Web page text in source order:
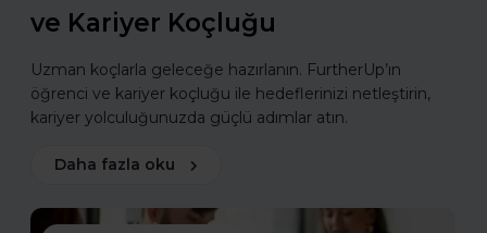
ve Kariyer Koçluğu
Uzman koçlarla geleceğe hazırlanın. FurtherUp’ın
öğrenci ve kariyer koçluğu ile hedeflerinizi netleştirin,
kariyer yolculuğunuzda güçlü adımlar atın.
Daha fazla oku